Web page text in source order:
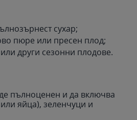
сухар;
пюре или пресен плод;
други сезонни плодове.
пълноценен и да включва
яйца), зеленчуци и